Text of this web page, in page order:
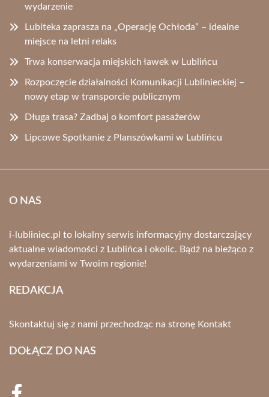
wydarzenie
Lubiteka zaprasza na „Operację Ochłoda” – idealne
miejsce na letni relaks
Trwa konserwacja miejskich ławek w Lublińcu
Rozpoczęcie działalności Komunikacji Lublinieckiej –
nowy etap w transporcie publicznym
Długa trasa? Zadbaj o komfort pasażerów
Lipcowe Spotkanie z Planszówkami w Lublińcu
O NAS
i-lubliniec.pl to lokalny serwis informacyjny dostarczający
aktualne wiadomości z Lublińca i okolic. Bądź na bieżąco z
wydarzeniami w Twoim regionie!
REDAKCJA
Skontaktuj się z nami przechodząc na stronę Kontakt
DOŁĄCZ DO NAS